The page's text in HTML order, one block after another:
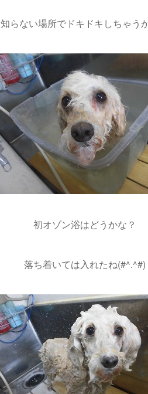
知らない場所でドキドキしちゃう
初オゾン浴はどうかな？
落ち着いては入れたね(#^.^#)